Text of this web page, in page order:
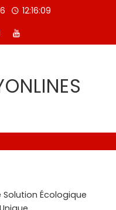
12:16:10
Solution Écologique